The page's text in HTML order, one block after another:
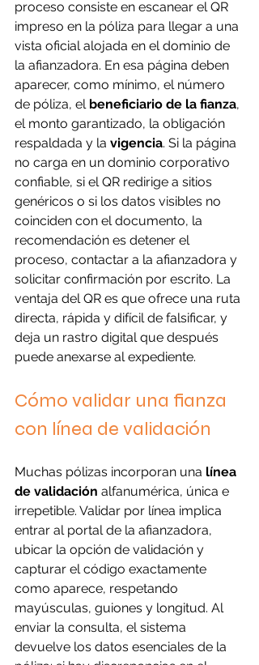
proceso consiste en escanear el QR
impreso en la póliza para llegar a una
vista oficial alojada en el dominio de
la afianzadora. En esa página deben
aparecer, como mínimo, el número
de póliza, el beneficiario de la fianza,
el monto garantizado, la obligación
respaldada y la vigencia. Si la página
no carga en un dominio corporativo
confiable, si el QR redirige a sitios
genéricos o si los datos visibles no
coinciden con el documento, la
recomendación es detener el
proceso, contactar a la afianzadora y
solicitar confirmación por escrito. La
ventaja del QR es que ofrece una ruta
directa, rápida y difícil de falsificar, y
deja un rastro digital que después
puede anexarse al expediente.
Cómo validar una fianza
con línea de validación
Muchas pólizas incorporan una línea
de validación alfanumérica, única e
irrepetible. Validar por línea implica
entrar al portal de la afianzadora,
ubicar la opción de validación y
capturar el código exactamente
como aparece, respetando
mayúsculas, guiones y longitud. Al
enviar la consulta, el sistema
devuelve los datos esenciales de la